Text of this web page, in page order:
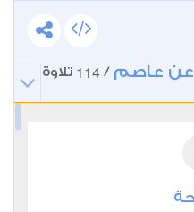
عن عاصم /
114 تلاوة